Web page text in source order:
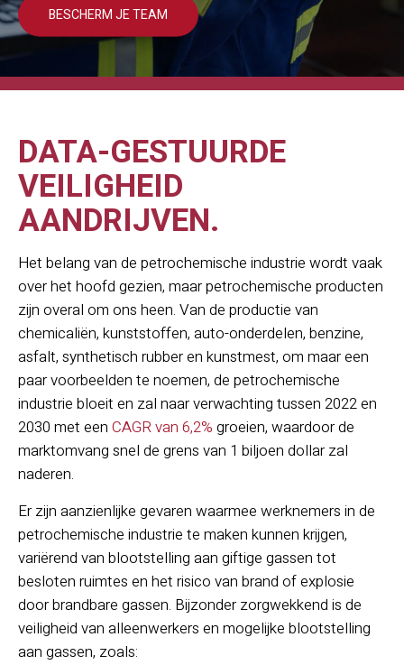
BESCHERM JE TEAM
DATA-GESTUURDE
VEILIGHEID
AANDRIJVEN.
Het belang van de petrochemische industrie wordt vaak
over het hoofd gezien, maar petrochemische producten
zijn overal om ons heen. Van de productie van
chemicaliën, kunststoffen, auto-onderdelen, benzine,
asfalt, synthetisch rubber en kunstmest, om maar een
paar voorbeelden te noemen, de petrochemische
industrie bloeit en zal naar verwachting tussen 2022 en
2030 met een CAGR van 6,2% groeien, waardoor de
marktomvang snel de grens van 1 biljoen dollar zal
naderen.
Er zijn aanzienlijke gevaren waarmee werknemers in de
petrochemische industrie te maken kunnen krijgen,
variërend van blootstelling aan giftige gassen tot
besloten ruimtes en het risico van brand of explosie
door brandbare gassen. Bijzonder zorgwekkend is de
veiligheid van alleenwerkers en mogelijke blootstelling
aan gassen, zoals: